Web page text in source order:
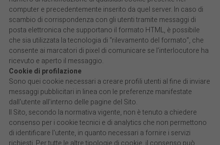
computer e precedentemente inserito da quel server. In caso di
scambio di corrispondenza con gli utenti tramite messaggi di
posta elettronica che supportano il formato HTML, è possibile
che sia utilizzata la tecnologia di “rilevamento del formato”, che
consente ai marcatori di pixel di comunicare se l’interlocutore ha
ricevuto e aperto il messaggio.
Cookie di profilazione
Sono quei cookie necessari a creare profili utenti al fine di inviare
messaggi pubblicitari in linea con le preferenze manifestate
dall'utente all'interno delle pagine del Sito.
Il Sito, secondo la normativa vigente, non è tenuto a chiedere
consenso per i cookie tecnici e di analytics che non permettono
di identificare l'utente, in quanto necessari a fornire i servizi